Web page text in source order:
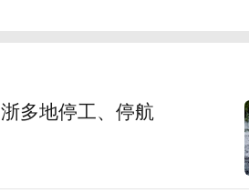
多地停工、停航